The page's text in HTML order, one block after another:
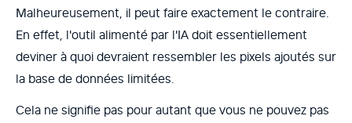
Malheureusement, il peut faire exactement le contraire.
En effet, l'outil alimenté par l'IA doit essentiellement
deviner à quoi devraient ressembler les pixels ajoutés sur
la base de données limitées.
Cela ne signifie pas pour autant que vous ne pouvez pas